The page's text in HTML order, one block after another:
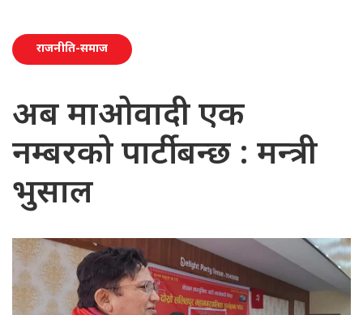
राजनीति-समाज
अब माओवादी एक
नम्बरको पार्टी बन्छ : मन्त्री
भुसाल